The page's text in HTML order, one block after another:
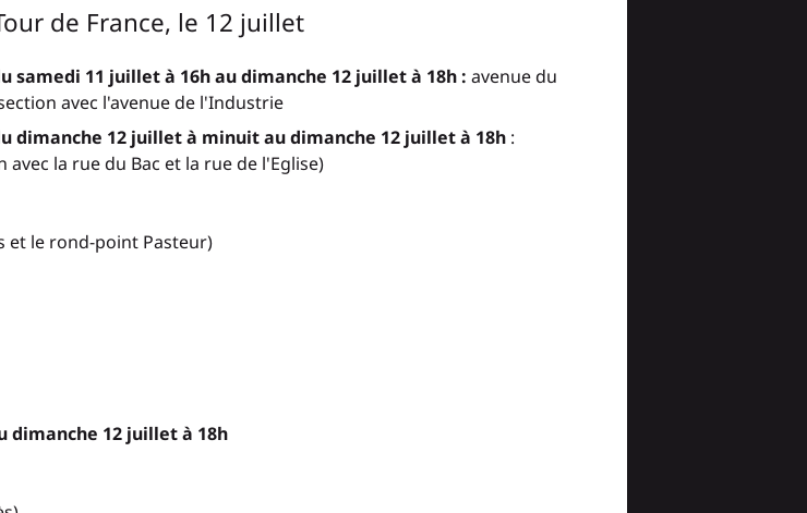
de France, le 12 juillet
11 juillet à 16h au dimanche 12 juillet à 18h : avenue du
avec l'avenue de l'Industrie
12 juillet à minuit au dimanche 12 juillet à 18h:
la rue du Bac et la rue de l'Eglise)
et le rond-point Pasteur)
dimanche 12 juillet à 18h